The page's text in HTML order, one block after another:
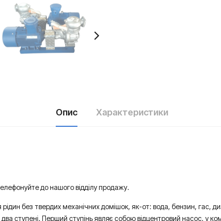
Опис Характеристики
до нашого відділу продажу.
без твердих механічних домішок, як-от: вода, бензин, гас,
ступені. Перший ступінь являє собою відцентровий насос, у